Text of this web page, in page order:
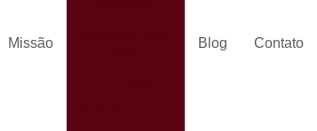
Missão Blog Contato